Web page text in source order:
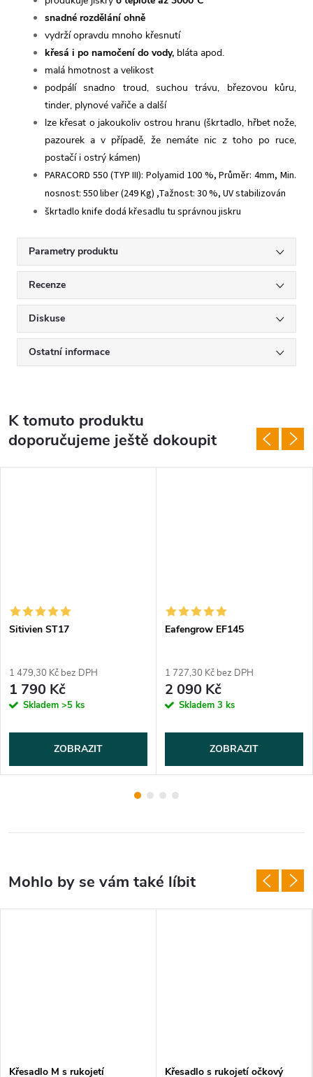
snadné rozdělání ohně
vydrží opravdu mnoho křesnutí
křesá i po namočení do vody, bláta apod.
malá hmotnost a velikost
podpálí snadno troud, suchou trávu, březovou kůru,
tinder, plynové vařiče a další
lze křesat o jakoukoliv ostrou hranu (škrtadlo, hřbet nože,
pazourek a v případě, že nemáte nic z toho po ruce,
postačí i ostrý kámen)
PARACORD 550 (TYP III): Polyamid 100 %, Průměr: 4mm, Min.
nosnost: 550 liber (249 Kg) ,Tažnost: 30 %, UV stabilizován
škrtadlo knife dodá křesadlu tu správnou jiskru
Parametry produktu
Recenze
Diskuse
Ostatní informace
K tomuto produktu
doporučujeme ještě dokoupit
Sitivien ST17
1 479,30 Kč bez DPH
1 790 Kč
Skladem >5 ks
ZOBRAZIT
Eafengrow EF145
1 727,30 Kč bez DPH
2 090 Kč
Skladem 3 ks
ZOBRAZIT
Křesadlo M s rukojetí
Křesadlo s rukojetí očkový